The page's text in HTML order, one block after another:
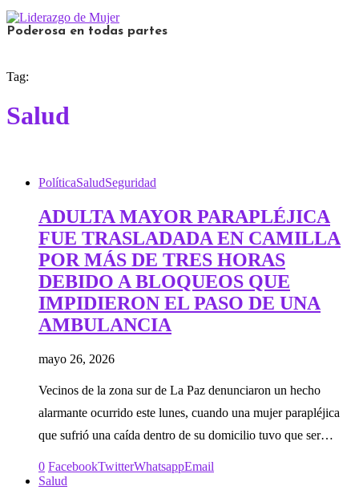
Poderosa en todas partes
Tag:
Salud
PolíticaSaludSeguridad
ADULTA MAYOR PARAPLÉJICA
FUE TRASLADADA EN CAMILLA
POR MÁS DE TRES HORAS
DEBIDO A BLOQUEOS QUE
IMPIDIERON EL PASO DE UNA
AMBULANCIA
mayo 26, 2026
Vecinos de la zona sur de La Paz denunciaron un hecho
alarmante ocurrido este lunes, cuando una mujer parapléjica
que sufrió una caída dentro de su domicilio tuvo que ser…
0 FacebookTwitterWhatsappEmail
Salud